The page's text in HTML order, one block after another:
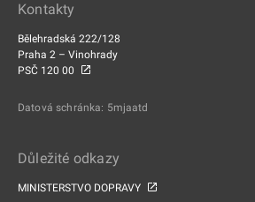
Kontakty
Bělehradská 222/128
Praha 2 – Vinohrady
PSČ 120 00
Datová schránka: 5mjaatd
Důležité odkazy
MINISTERSTVO DOPRAVY